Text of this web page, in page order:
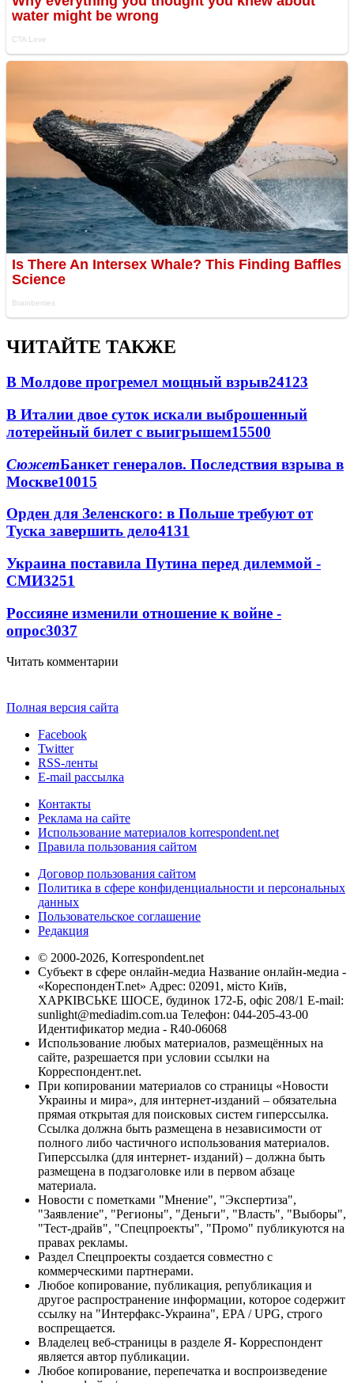
ЧИТАЙТЕ ТАКЖЕ
В Молдове прогремел мощный взрыв24123
В Италии двое суток искали выброшенный
лотерейный билет с выигрышем15500
СюжетБанкет генералов. Последствия взрыва в
Москве10015
Орден для Зеленского: в Польше требуют от
Туска завершить дело4131
Украина поставила Путина перед дилеммой -
СМИ3251
Россияне изменили отношение к войне -
опрос3037
Читать комментарии
Полная версия сайта
Facebook
Twitter
RSS-ленты
E-mail рассылка
Контакты
Реклама на сайте
Использование материалов korrespondent.net
Правила пользования сайтом
Договор пользования сайтом
Политика в сфере конфиденциальности и персональных
данных
Пользовательское соглашение
Редакция
© 2000-2026, Korrespondent.net
Субъект в сфере онлайн-медиа Название онлайн-медиа -
«КореспонденТ.net» Адрес: 02091, місто Київ,
ХАРКІВСЬКЕ ШОСЕ, будинок 172-Б, офіс 208/1 E-mail:
sunlight@mediadim.com.ua Телефон: 044-205-43-00
Идентификатор медиа - R40-06068
Использование любых материалов, размещённых на
сайте, разрешается при условии ссылки на
Корреспондент.net.
При копировании материалов со страницы «Новости
Украины и мира», для интернет-изданий – обязательна
прямая открытая для поисковых систем гиперссылка.
Ссылка должна быть размещена в независимости от
полного либо частичного использования материалов.
Гиперссылка (для интернет- изданий) – должна быть
размещена в подзаголовке или в первом абзаце
материала.
Новости с пометками "Мнение", "Экспертиза",
"Заявление", "Регионы", "Деньги", "Власть", "Выборы",
"Тест-драйв", "Спецпроекты", "Промо" публикуются на
правах рекламы.
Раздел Спецпроекты создается совместно с
коммерческими партнерами.
Любое копирование, публикация, републикация и
другое распространение информации, которое содержит
ссылку на "Интерфакс-Украина", EPA / UPG, строго
воспрещается.
Владелец веб-страницы в разделе Я- Корреспондент
является автор публикации.
Любое копирование, перепечатка и воспроизведение